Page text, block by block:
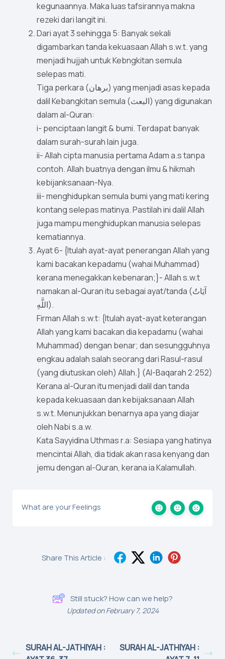
kegunaannya. Maka luas tafsirannya makna
rezeki dari langit ini.
Dari ayat 3 sehingga 5: Banyak sekali
digambarkan tanda kekuasaan Allah s.w.t. yang
menjadi hujjah untuk Kebngkitan semula
selepas mati.
Tiga perkara (برهان) yang menjadi asas kepada
dalil Kebangkitan semula (البعث) yang digunakan
dalam al-Quran:
i- penciptaan langit & bumi. Terdapat banyak
dalam surah-surah lain juga.
ii- Allah cipta manusia pertama Adam a.s tanpa
contoh. Allah buatnya dengan ilmu & hikmah
kebijanksanaan-Nya.
iii- menghidupkan semula bumi yang mati kering
kontang selepas matinya. Pastilah ini dalil Allah
juga mampu menghidupkan manusia selepas
kematiannya.
Ayat 6- {Itulah ayat-ayat penerangan Allah yang
kami bacakan kepadamu (wahai Muhammad)
kerana menegakkan kebenaran;}- Allah s.w.t
namakan al-Quran itu sebagai ayat/tanda (آيَاتُ
اللَّهِ).
Firman Allah s.w.t: {Itulah ayat-ayat keterangan
Allah yang kami bacakan dia kepadamu (wahai
Muhammad) dengan benar; dan sesungguhnya
engkau adalah salah seorang dari Rasul-rasul
(yang diutuskan oleh) Allah.} (Al-Baqarah 2:252)
Kerana al-Quran itu menjadi dalil dan tanda
kepada kekuasaan dan kebijaksanaan Allah
s.w.t. Menunjukkan benarnya apa yang diajar
oleh Nabi s.a.w.
Kata Sayyidina Uthmas r.a: Sesiapa yang hatinya
mencintai Allah, dia tidak akan rasa kenyang dan
jemu dengan al-Quran, kerana ia Kalamullah.
What are your Feelings
Share This Article :
Still stuck? How can we help?
Updated on February 7, 2024
SURAH AL-JATHIYAH :
SURAH AL-JATHIYAH :